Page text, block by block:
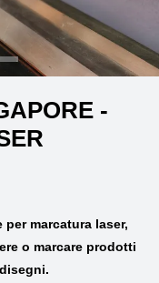
-
marcatura laser,
o marcare prodotti